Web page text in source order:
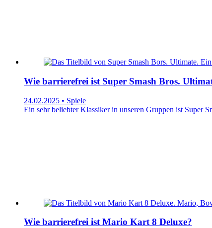
Wie barrierefrei ist Super Smash Bros.
24.02.2025 • Spiele
Ein sehr beliebter Klassiker in unseren Gruppen ist Super
Wie barrierefrei ist Mario Kart 8 Deluxe?